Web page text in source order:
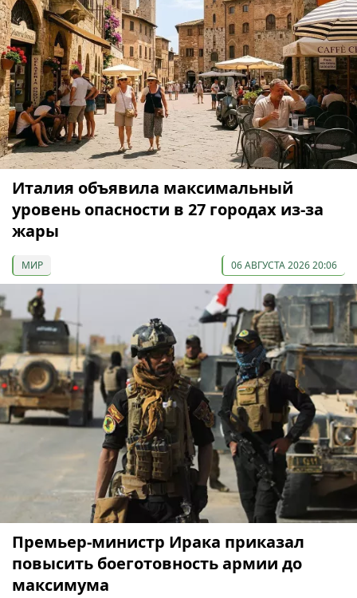
Италия объявила максимальный
уровень опасности в 27 городах из-за
жары
МИР 06 АВГУСТА 2026 20:06
Премьер-министр Ирака приказал
повысить боеготовность армии до
максимума